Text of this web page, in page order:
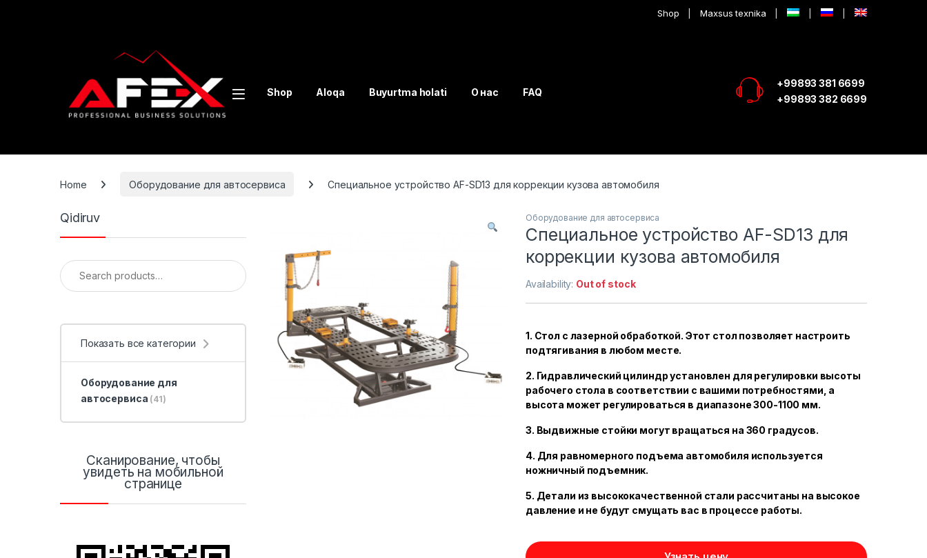
Shop Maxsus texnika
Shop Aloqa Buyurtma holati О нас FAQ
+99893 381 6699
+99893 382 6699
Home Оборудование для автосервиса Специальное устройство AF-SD13 для коррекции кузова автомобиля
Оборудование для автосервиса
Специальное устройство AF-SD13 для
коррекции кузова автомобиля
Availability: Out of stock
1. Стол с лазерной обработкой. Этот стол позволяет настроить
подтягивания в любом месте.
2. Гидравлический цилиндр установлен для регулировки высоты
рабочего стола в соответствии с вашими потребностями, а
высота может регулироваться в диапазоне 300-1100 мм.
3. Выдвижные стойки могут вращаться на 360 градусов.
4. Для равномерного подъема автомобиля используется
ножничный подъемник.
5. Детали из высококачественной стали рассчитаны на высокое
давление и не будут смущать вас в процессе работы.
Qidiruv
Search for:
Показать все категории
Оборудование для
автосервиса (41)
Сканирование, чтобы
увидеть на мобильной
странице